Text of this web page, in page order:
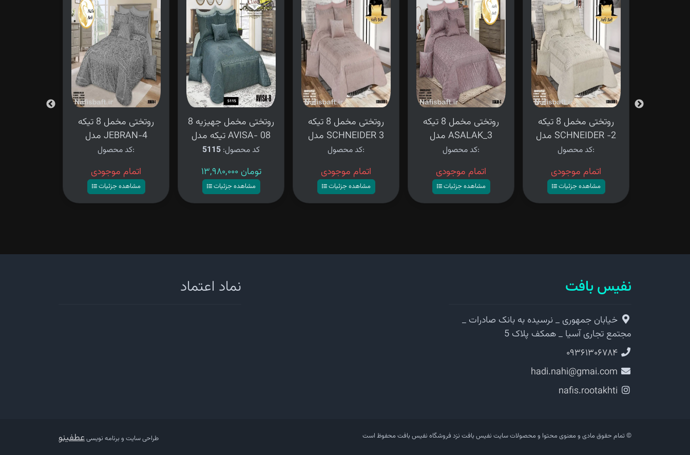
روتختی مخمل 8 تیکه
مدل JEBRAN-4
کد محصول:
اتمام موجودی
مشاهده جزئیات
روتختی مخمل جهیزیه 8
تیکه مدل AVISA- 08
کد محصول: 5115
۱۳,۹۸۰,۰۰۰ تومان
مشاهده جزئیات
روتختی مخمل 8 تیکه
مدل SCHNEIDER 3
کد محصول:
اتمام موجودی
مشاهده جزئیات
روتختی مخمل 8 تیکه
مدل ASALAK_3
کد محصول:
اتمام موجودی
مشاهده جزئیات
روتختی مخمل 8 تیکه
مدل SCHNEIDER -2
کد محصول:
اتمام موجودی
مشاهده جزئیات
نفیس بافت
خیابان جمهوری _ نرسیده به بانک صادرات _
مجتمع تجاری آسیا _ همکف پلاک 5
۰۹۳۶۱۳۰۶۷۸۴
hadi.nahi@gmai.com
nafis.rootakhti
نماد اعتماد
© تمام حقوق مادی و معنوی محتوا و محصولات سایت نفیس بافت نزد فروشگاه نفیس بافت محفوظ است طراحی سایت و برنامه نویسیعطفینو